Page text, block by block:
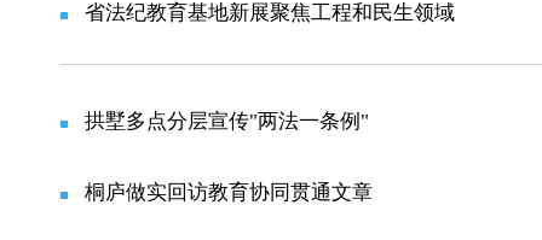
省法纪教育基地新展聚焦工程和民生领域
拱墅多点分层宣传"两法一条例"
桐庐做实回访教育协同贯通文章